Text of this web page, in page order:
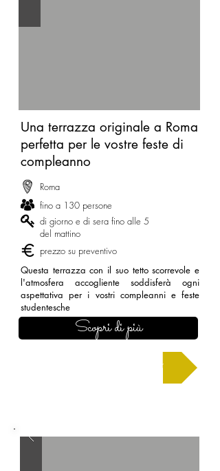
Una terrazza originale a Roma
perfetta per le vostre feste di
compleanno
Roma
fino a 130 persone
di giorno e di sera fino alle 5
del mattino
prezzo su preventivo
Questa terrazza con il suo tetto scorrevole e
l'atmosfera accogliente soddisferà ogni
aspettativa per i vostri compleanni e feste
studentesche
Scopri di più